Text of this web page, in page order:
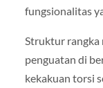
fungsionalitas
Struktur rangka
penguatan di
kekakuan torsi